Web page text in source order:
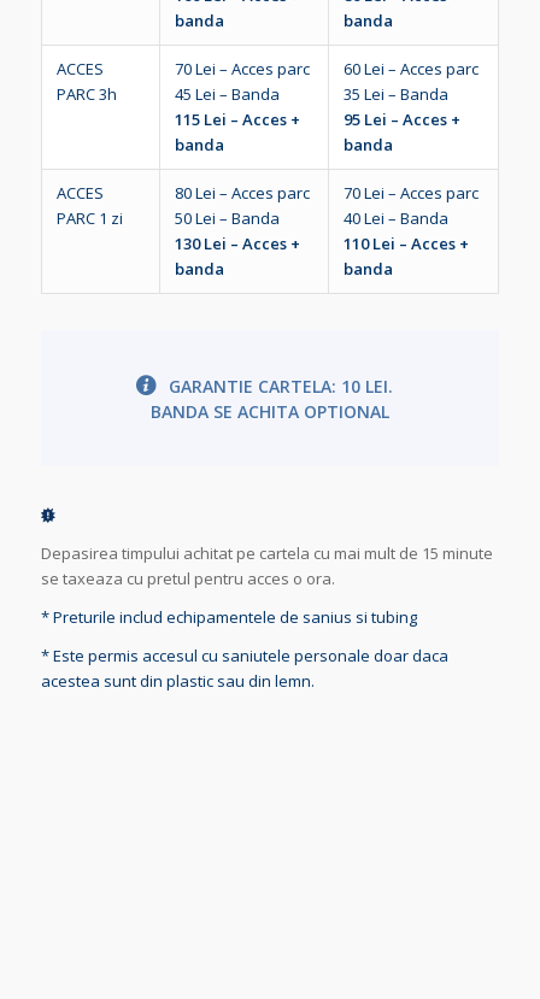
banda
banda
ACCES
PARC 3h
70 Lei – Acces parc
45 Lei – Banda
115 Lei – Acces +
banda
60 Lei – Acces parc
35 Lei – Banda
95 Lei – Acces +
banda
ACCES
PARC 1 zi
80 Lei – Acces parc
50 Lei – Banda
130 Lei – Acces +
banda
70 Lei – Acces parc
40 Lei – Banda
110 Lei – Acces +
banda
GARANTIE CARTELA: 10 LEI.
BANDA SE ACHITA OPTIONAL
Depasirea timpului achitat pe cartela cu mai mult de 15 minute
se taxeaza cu pretul pentru acces o ora.
* Preturile includ echipamentele de sanius si tubing
* Este permis accesul cu saniutele personale doar daca
acestea sunt din plastic sau din lemn.